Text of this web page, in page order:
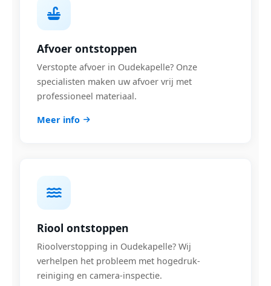
Afvoer ontstoppen
Verstopte afvoer in Oudekapelle? Onze
specialisten maken uw afvoer vrij met
professioneel materiaal.
Meer info
Riool ontstoppen
Rioolverstopping in Oudekapelle? Wij
verhelpen het probleem met hogedruk-
reiniging en camera-inspectie.